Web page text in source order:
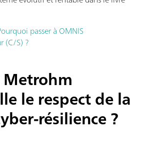
passer à OMNIS
(C/S) ?
le respect de la
résilience ?